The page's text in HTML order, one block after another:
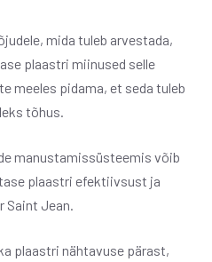
mida tuleb arvestada,
plaastri miinused selle
meeles pidama, et seda tuleb
tõhus.
manustamissüsteemis võib
plaastri efektiivsust ja
Saint Jean.
plaastri nähtavuse pärast,